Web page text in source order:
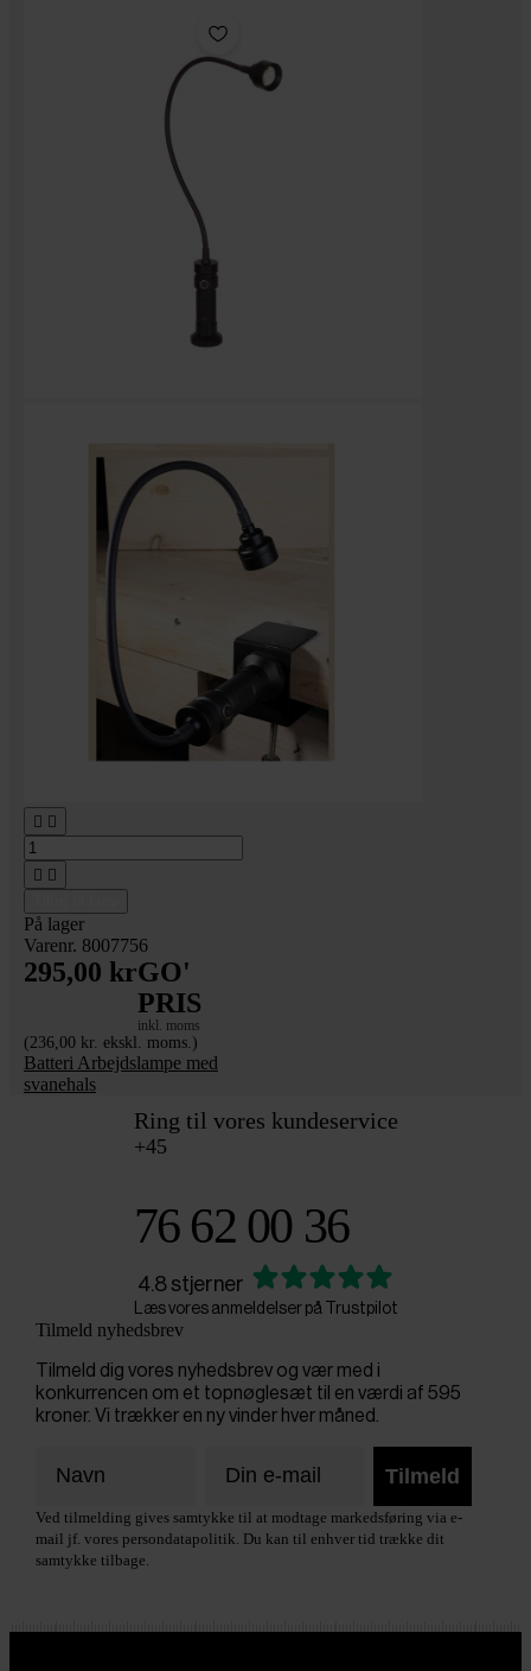
 
 
På lager
Varenr. 8007756
295,00 krGO'
PRIS
inkl. moms
(236,00 kr. ekskl. moms.)
Batteri Arbejdslampe med
svanehals
Ring til vores kundeservice
+45
76 62 00 36
4.8 stjerner
Læs vores anmeldelser på Trustpilot
Tilmeld nyhedsbrev
Tilmeld dig vores nyhedsbrev og vær med i
konkurrencen om et topnøglesæt til en værdi af 595
kroner. Vi trækker en ny vinder hver måned.
Tilmeld
Ved tilmelding gives samtykke til at modtage markedsføring via e-
mail jf. vores persondatapolitik. Du kan til enhver tid trække dit
samtykke tilbage.